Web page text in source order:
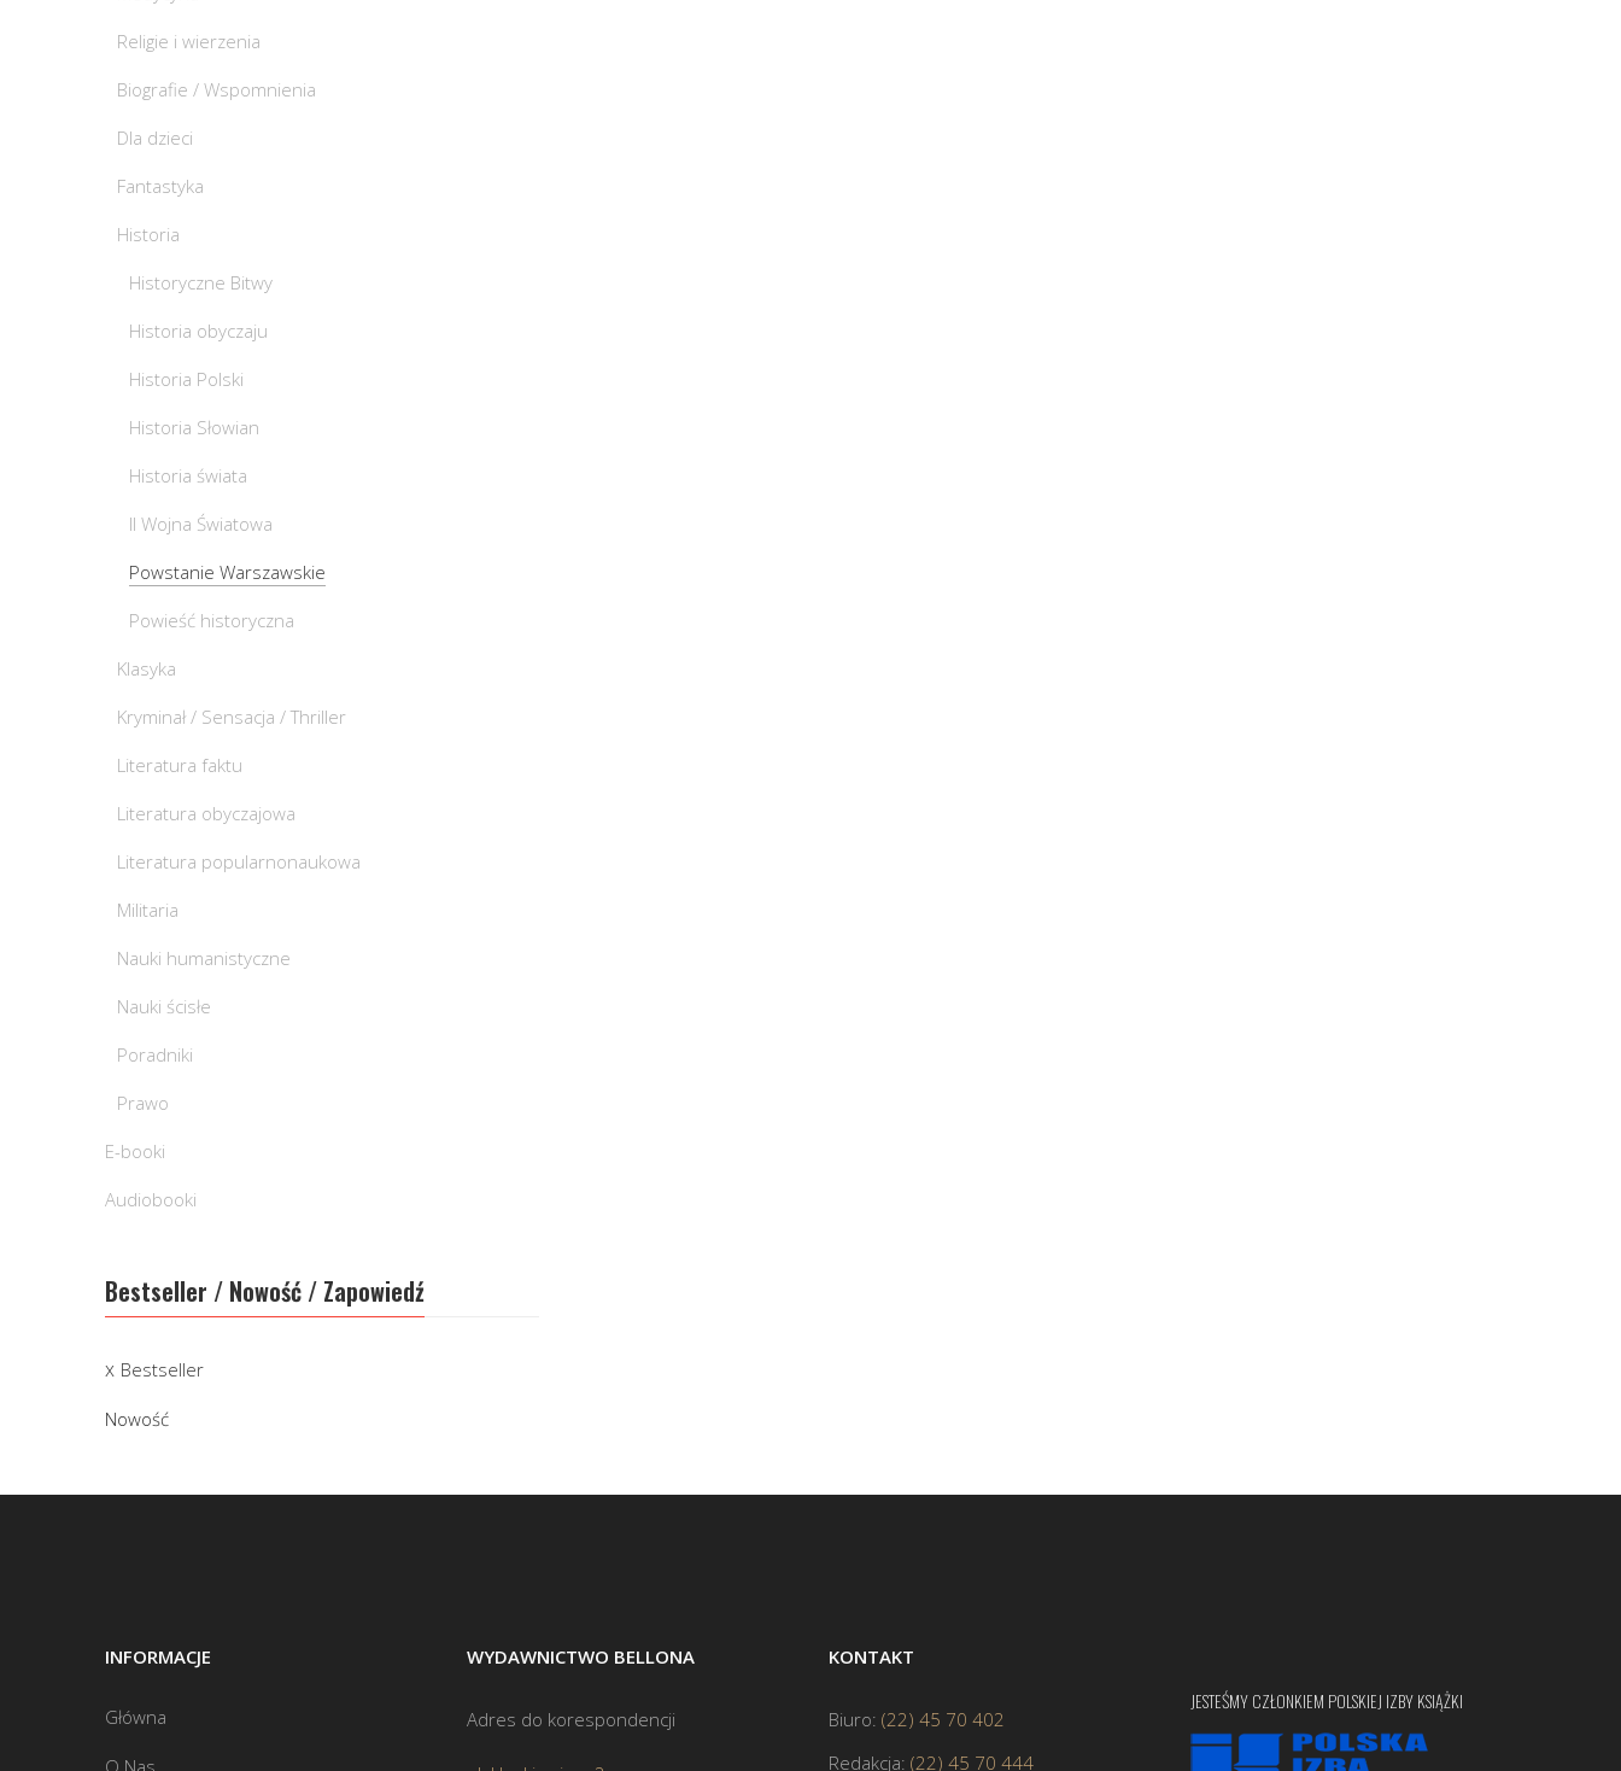
Religie i wierzenia
Biografie / Wspomnienia
Dla dzieci
Fantastyka
Historia
Historyczne Bitwy
Historia obyczaju
Historia Polski
Historia Słowian
Historia świata
II Wojna Światowa
Powstanie Warszawskie
Powieść historyczna
Klasyka
Kryminał / Sensacja / Thriller
Literatura faktu
Literatura obyczajowa
Literatura popularnonaukowa
Militaria
Nauki humanistyczne
Nauki ścisłe
Poradniki
Prawo
E-booki
Audiobooki
Bestseller / Nowość / Zapowiedź
Bestseller
Nowość
INFORMACJE
Główna
O Nas
WYDAWNICTWO BELLONA
Adres do korespondencji
KONTAKT
Biuro: (22) 45 70 402
Redakcja: (22) 45 70 444
JESTEŚMY CZŁONKIEM POLSKIEJ IZBY KSIĄŻKI